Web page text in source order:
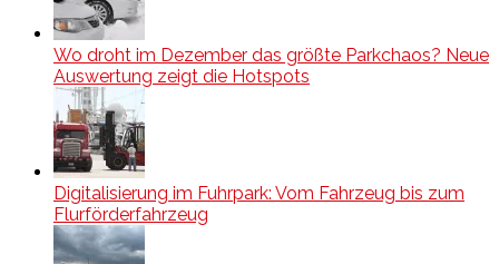
Wo droht im Dezember das größte Parkchaos? Neue
Auswertung zeigt die Hotspots
Digitalisierung im Fuhrpark: Vom Fahrzeug bis zum
Flurförderfahrzeug